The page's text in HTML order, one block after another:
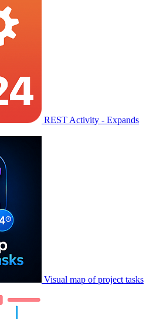
REST Activity - Expands
Visual map of project tasks